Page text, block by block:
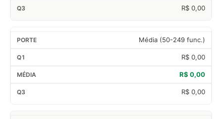
R$ 0,00
Média (50-249 func.)
R$ 0,00
R$ 0,00
R$ 0,00